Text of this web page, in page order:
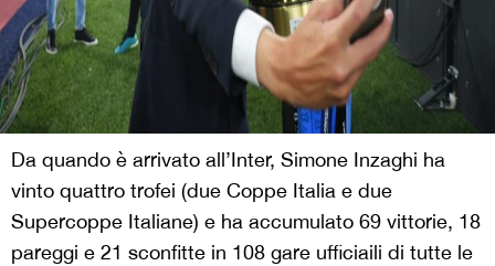
Da quando è arrivato all’Inter, Simone Inzaghi ha
vinto quattro trofei (due Coppe Italia e due
Supercoppe Italiane) e ha accumulato 69 vittorie, 18
pareggi e 21 sconfitte in 108 gare ufficiaili di tutte le